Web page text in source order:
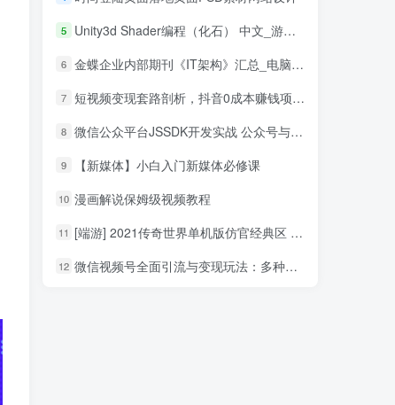
5 Unity3d Shader编程（化石） 中文_游戏开发教程
6 金蝶企业内部期刊《IT架构》汇总_电脑办公教程
7 短视频变现套路剖析，抖音0成本赚钱项目玩法，日入500+独家揭秘（共2节视频）
8 微信公众平台JSSDK开发实战 公众号与HTML5混合模式揭秘_新媒体运营教程
9 【新媒体】小白入门新媒体必修课
10 漫画解说保姆级视频教程
11 [端游] 2021传奇世界单机版仿官经典区 单机PC传世 可单机局域网
12 微信视频号全面引流与变现玩法：多种盈利模式月入过万